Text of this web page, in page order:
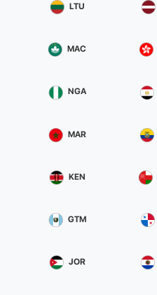
LTU
MAC
NGA
MAR
KEN
GTM
JOR